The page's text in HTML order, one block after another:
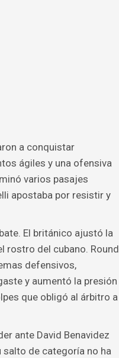
a conquistar
ágiles y una ofensiva
varios pasajes
apostaba por resistir y
El británico ajustó la
rostro del cubano. Round
defensivos,
y aumentó la presión
que obligó al árbitro a
ante David Benavidez
salto de categoría no ha